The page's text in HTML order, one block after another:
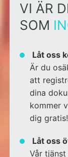
VI ÄR
SOM
Låt oss
Är du
att
dina
kommer
dig gratis!
Låt oss
Vår